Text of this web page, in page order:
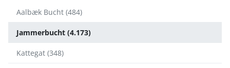
Aalbæk Bucht (484)
Jammerbucht (4.173)
Kattegat (348)